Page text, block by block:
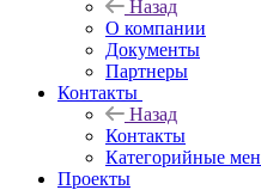
Назад
О компании
Документы
Партнеры
Контакты
Назад
Контакты
Категорийные
Проекты